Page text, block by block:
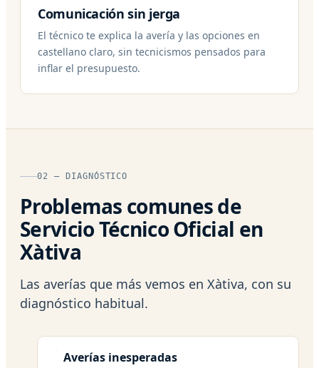
Comunicación sin jerga
El técnico te explica la avería y las opciones en
castellano claro, sin tecnicismos pensados para
inflar el presupuesto.
02 — DIAGNÓSTICO
Problemas comunes de
Servicio Técnico Oficial en
Xàtiva
Las averías que más vemos en Xàtiva, con su
diagnóstico habitual.
Averías inesperadas